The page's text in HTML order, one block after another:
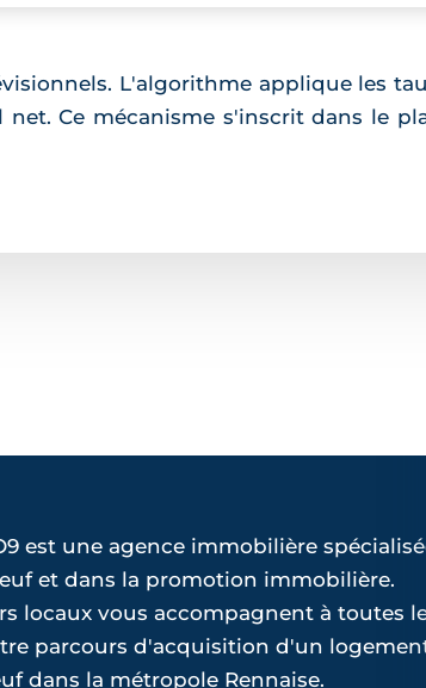
L'algorithme applique les
Ce mécanisme s'inscrit dans le
est une agence immobilière
et dans la promotion immobilière.
locaux vous accompagnent à toutes
parcours d'acquisition d'un
dans la métropole Rennaise.